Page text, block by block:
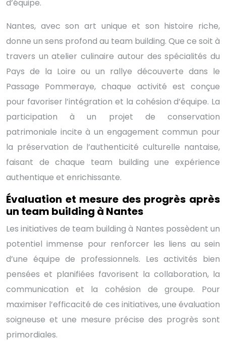
d’équipe.
Nantes, avec son art unique et son histoire riche,
donne un sens profond au team building. Que ce soit à
travers un atelier culinaire autour des spécialités du
Pays de la Loire ou un rallye découverte dans le
Passage Pommeraye, chaque activité est conçue
pour favoriser l’intégration et la cohésion d’équipe. La
participation à un projet de conservation
patrimoniale incite à un engagement commun pour
la préservation de l’authenticité culturelle nantaise,
faisant de chaque team building une expérience
authentique et enrichissante.
Évaluation et mesure des progrès après
un team building à Nantes
Les initiatives de team building à Nantes possèdent un
potentiel immense pour renforcer les liens au sein
d’une équipe de professionnels. Les activités bien
pensées et planifiées favorisent la collaboration, la
communication et la cohésion de groupe. Pour
maximiser l’efficacité de ces initiatives, une évaluation
soigneuse et une mesure précise des progrès sont
primordiales.